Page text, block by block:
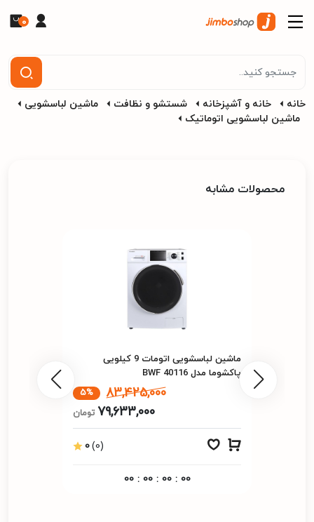
0
خانه خانه و آشپزخانه شستشو و نظافت
ماشین لباسشویی
ماشین لباسشویی اتوماتیک
محصولات مشابه
ماشین لباسشویی اتومات 9 کیلویی
پاکشوما مدل BWF 40116
83,425,000
5%
79,633,000 تومان
0(0)
00 : 00 : 00 : 00